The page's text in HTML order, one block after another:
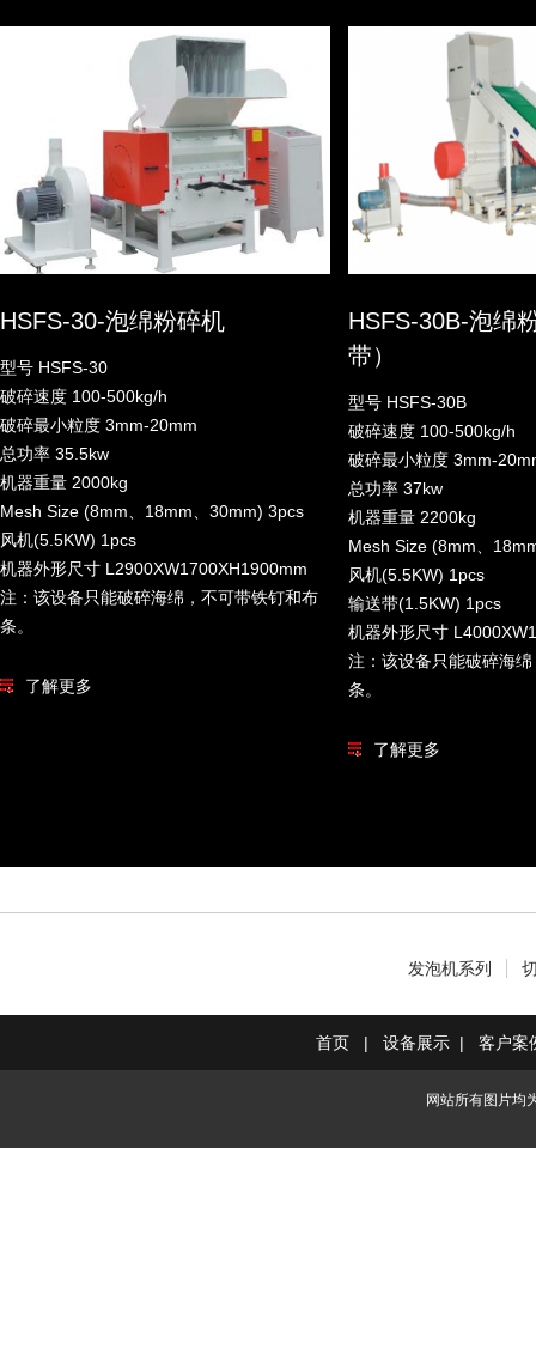
HSFS-30-泡绵粉碎机
型号 HSFS-30
破碎速度 100-500kg/h
破碎最小粒度 3mm-20mm
总功率 35.5kw
机器重量 2000kg
Mesh Size (8mm、18mm、30mm) 3pcs
风机(5.5KW) 1pcs
机器外形尺寸 L2900XW1700XH1900mm
注：该设备只能破碎海绵，不可带铁钉和布
条。
了解更多
HSFS-30B-泡绵
带）
型号 HSFS-30B
破碎速度 100-500kg/h
破碎最小粒度 3mm-
总功率 37kw
机器重量 2200kg
Mesh Size (8mm、
风机(5.5KW) 1pcs
输送带(1.5KW) 1pcs
机器外形尺寸
注：该设备只能破碎海
条。
了解更多
发泡机系列
首页 | 设备展示 | 客户案
网站所有图片均